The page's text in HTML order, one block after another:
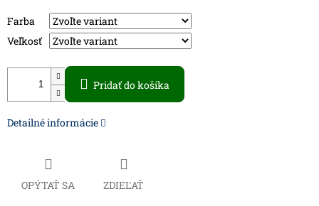
Farba
Veľkosť
Pridať do košíka
Detailné informácie
OPÝTAŤ SA ZDIEĽAŤ